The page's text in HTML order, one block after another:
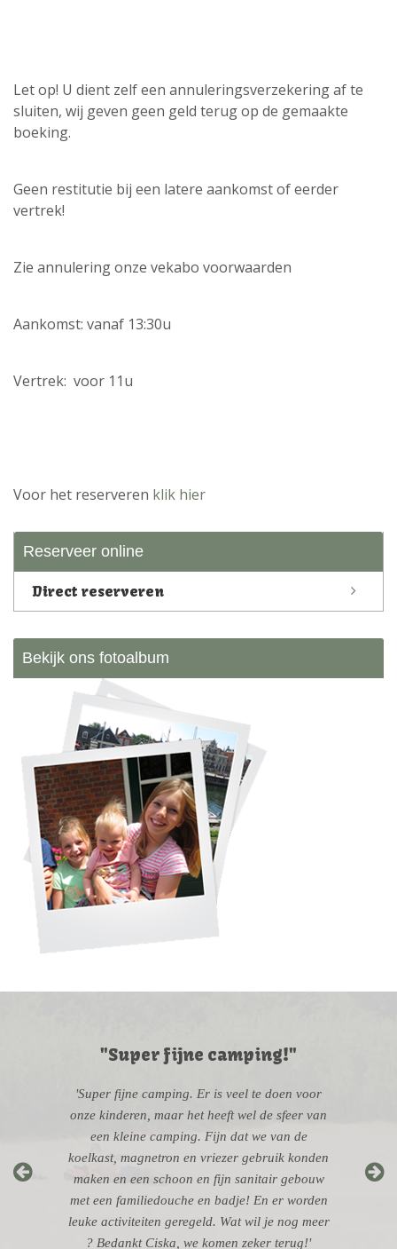
Let op! U dient zelf een annuleringsverzekering af te
sluiten, wij geven geen geld terug op de gemaakte
boeking.
Geen restitutie bij een latere aankomst of eerder
vertrek!
Zie annulering onze vekabo voorwaarden
Aankomst: vanaf 13:30u
Vertrek: voor 11u
Voor het reserveren klik hier
Reserveer online
Direct reserveren
Bekijk ons fotoalbum
"Super fijne camping!"
'Super fijne camping. Er is veel te doen voor
onze kinderen, maar het heeft wel de sfeer van
een kleine camping. Fijn dat we van de
koelkast, magnetron en vriezer gebruik konden
maken en een schoon en fijn sanitair gebouw
met een familiedouche en badje! En er worden
leuke activiteiten geregeld. Wat wil je nog meer
? Bedankt Ciska, we komen zeker terug!'